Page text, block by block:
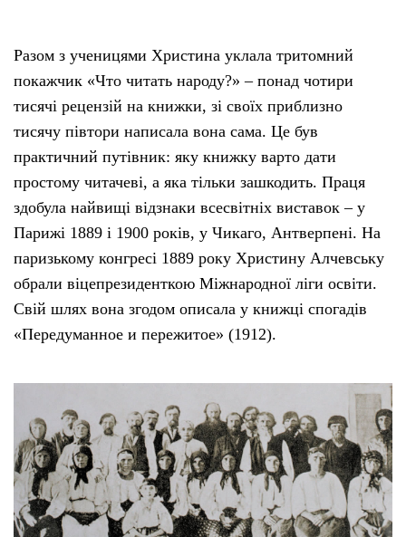
Разом з ученицями Христина уклала тритомний
покажчик «Что читать народу?» – понад чотири
тисячі рецензій на книжки, зі своїх приблизно
тисячу півтори написала вона сама. Це був
практичний путівник: яку книжку варто дати
простому читачеві, а яка тільки зашкодить. Праця
здобула найвищі відзнаки всесвітніх виставок – у
Парижі 1889 і 1900 років, у Чикаго, Антверпені. На
паризькому конгресі 1889 року Христину Алчевську
обрали віцепрезиденткою Міжнародної ліги освіти.
Свій шлях вона згодом описала у книжці спогадів
«Передуманное и пережитое» (1912).